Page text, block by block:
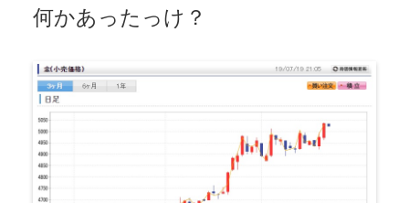
何かあったっけ？